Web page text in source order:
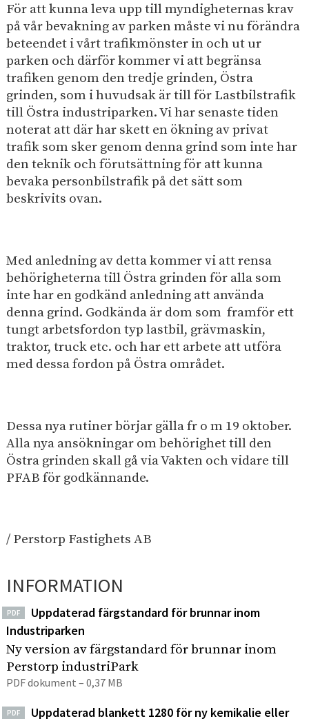
För att kunna leva upp till myndigheternas krav
på vår bevakning av parken måste vi nu förändra
beteendet i vårt trafikmönster in och ut ur
parken och därför kommer vi att begränsa
trafiken genom den tredje grinden, Östra
grinden, som i huvudsak är till för Lastbilstrafik
till Östra industriparken. Vi har senaste tiden
noterat att där har skett en ökning av privat
trafik som sker genom denna grind som inte har
den teknik och förutsättning för att kunna
bevaka personbilstrafik på det sätt som
beskrivits ovan.
Med anledning av detta kommer vi att rensa
behörigheterna till Östra grinden för alla som
inte har en godkänd anledning att använda
denna grind. Godkända är dom som framför ett
tungt arbetsfordon typ lastbil, grävmaskin,
traktor, truck etc. och har ett arbete att utföra
med dessa fordon på Östra området.
Dessa nya rutiner börjar gälla fr o m 19 oktober.
Alla nya ansökningar om behörighet till den
Östra grinden skall gå via Vakten och vidare till
PFAB för godkännande.
/ Perstorp Fastighets AB
INFORMATION
PDF
Uppdaterad färgstandard för brunnar inom
Industriparken
Ny version av färgstandard för brunnar inom
Perstorp industriPark
PDF dokument – 0,37 MB
PDF
Uppdaterad blankett 1280 för ny kemikalie eller